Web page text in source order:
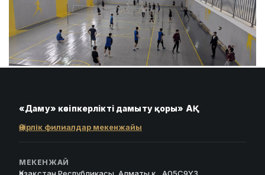
«Даму» кәсіпкерлікті дамыту қоры» АҚ
Өңірлік филиалдар мекенжайы
МЕКЕНЖАЙ